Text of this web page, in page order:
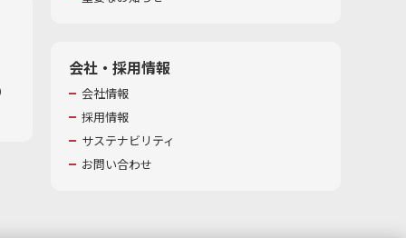
会社・採用情報
会社情報
採用情報
サステナビリティ
お問い合わせ